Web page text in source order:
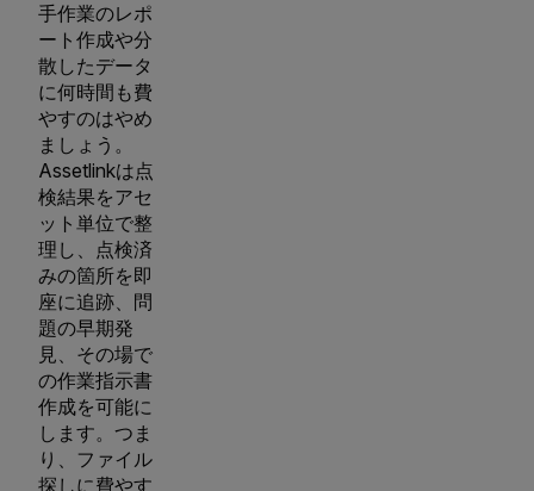
手作業のレポ
ート作成や分
散したデータ
に何時間も費
やすのはやめ
ましょう。
Assetlinkは点
検結果をアセ
ット単位で整
理し、点検済
みの箇所を即
座に追跡、問
題の早期発
見、その場で
の作業指示書
作成を可能に
します。つま
り、ファイル
探しに費やす